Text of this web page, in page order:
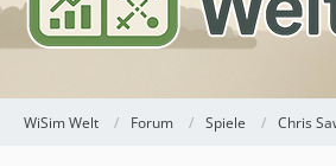
WiSim Welt Forum Spiele Chris